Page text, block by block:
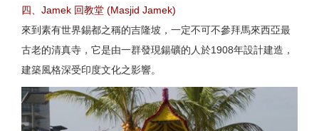
四、Jamek 回教堂 (Masjid Jamek)
來到素有世界錫都之稱的吉隆坡，一定不可不參拜馬來西亞最
古老的清真寺，它是由一群發現鍚礦的人於1908年設計建造，
建築風格深受印度文化之影響。